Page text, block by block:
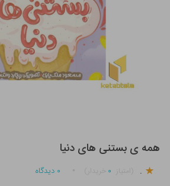
همه ی بستنی های دنیا
. ۰ ۰ دیدگاه